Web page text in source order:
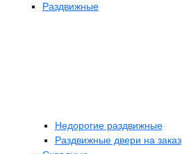
Раздвижные
Недорогие раздвижные
Раздвижные двери на заказ